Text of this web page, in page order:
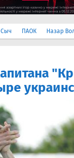
Сыч ПАОК Назар